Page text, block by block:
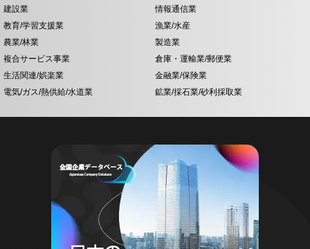
建設業
情報通信業
教育/学習支援業
漁業/水産
農業/林業
製造業
複合サービス事業
倉庫・運輸業/郵便業
生活関連/娯楽業
金融業/保険業
電気/ガス/熱供給/水道業
鉱業/採石業/砂利採取業